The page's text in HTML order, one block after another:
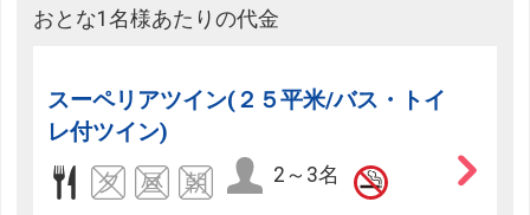
おとな1名様あたりの代金
スーペリアツイン(２５平米/バス・トイ
レ付ツイン)
2～3名